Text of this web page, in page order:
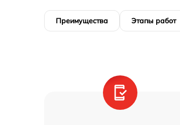
Преимущества Этапы работ